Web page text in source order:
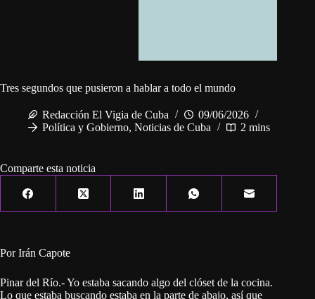
Tres segundos que pusieron a hablar a todo el mundo
Redacción El Vigia de Cuba
09/06/2026
Política y Gobierno, Noticias de Cuba 2 mins
Comparte esta noticia
Por Irán Capote
Pinar del Río.- Yo estaba sacando algo del clóset de la cocina.
Lo que estaba buscando estaba en la parte de abajo, así que